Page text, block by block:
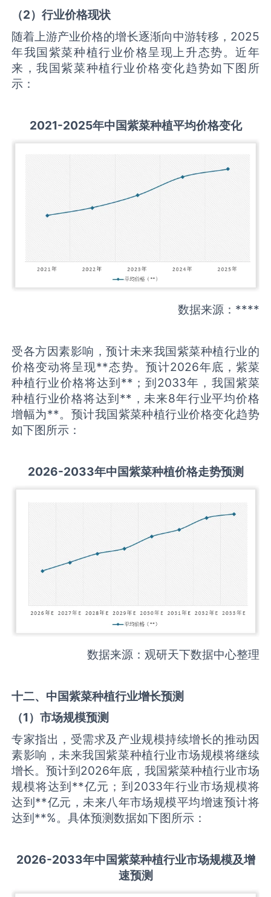
（2）行业价格现状
随着上游产业价格的增长逐渐向中游转移，2025
年我国紫菜种植行业价格呈现上升态势。近年
来，我国紫菜种植行业价格变化趋势如下图所
示：
2021-2025年中国紫菜种植平均价格变化
数据来源：****
受各方因素影响，预计未来我国紫菜种植行业的
价格变动将呈现**态势。预计2026年底，紫菜
种植行业价格将达到**；到2033年，我国紫菜
种植行业价格将达到**，未来8年行业平均价格
增幅为**。预计我国紫菜种植行业价格变化趋势
如下图所示：
2026-2033年中国紫菜种植价格走势预测
数据来源：观研天下数据中心整理
十二、中国紫菜种植行业增长预测
（1）市场规模预测
专家指出，受需求及产业规模持续增长的推动因
素影响，未来我国紫菜种植行业市场规模将继续
增长。预计到2026年底，我国紫菜种植行业市场
规模将达到**亿元；到2033年行业市场规模将
达到**亿元，未来八年市场规模平均增速预计将
达到**%。具体预测数据如下图所示：
2026-2033年中国紫菜种植行业市场规模及增
速预测